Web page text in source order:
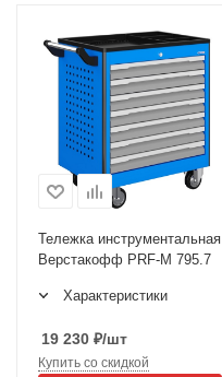
Тележка инструментальная
Верстакофф PRF-M 795.7
Характеристики
19 230 ₽/шт
Купить со скидкой